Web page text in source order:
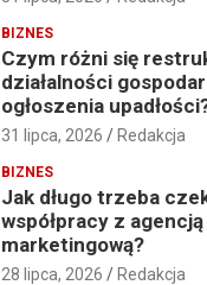
BIZNES
Czym różni się
działalności
ogłoszenia
31 lipca, 2026 Redakcja
BIZNES
Jak długo trzeba
współpracy z agencją
marketingową?
28 lipca, 2026 Redakcja